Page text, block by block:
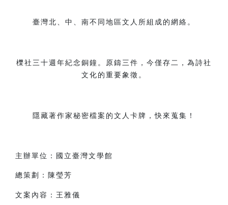
臺灣北、中、南不同地區文人所組成的網絡。
櫟社三十週年紀念銅鐘。原鑄三件，今僅存二，為詩社
文化的重要象徵。
隱藏著作家秘密檔案的文人卡牌，快來蒐集！
主辦單位：國立臺灣文學館
總策劃：陳瑩芳
文案內容：王雅儀